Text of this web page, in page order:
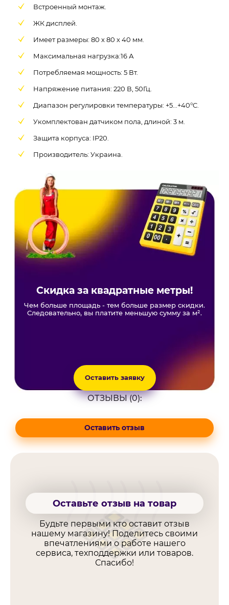
Встроенный монтаж.
ЖК дисплей.
Имеет размеры: 80 х 80 х 40 мм.
Максимальная нагрузка:16 А
Потребляемая мощность: 5 Вт.
Напряжение питания: 220 В, 50Гц.
Диапазон регулировки температуры: +5...+40°C.
Укомплектован датчиком пола, длиной: 3 м.
Защита корпуса: IP20.
Производитель: Украина.
Скидка за квадратные метры!
Чем больше площадь - тем больше размер скидки.
Следовательно, вы платите меньшую сумму за м².
Оставить заявку
ОТЗЫВЫ (0):
Оставить отзыв
Оставьте отзыв на товар
Будьте первыми кто оставит отзыв
нашему магазину! Поделитесь своими
впечатлениями о работе нашего
сервиса, техподдержки или товаров.
Спасибо!